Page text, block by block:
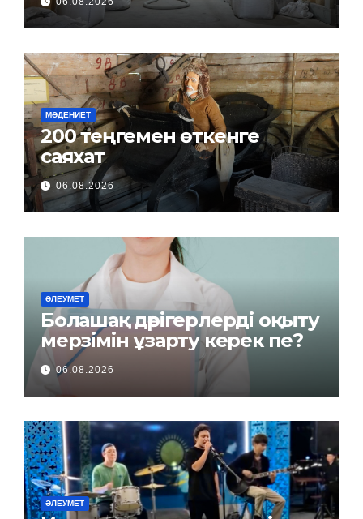
МӘДЕНИЕТ
200 теңгемен өткенге
саяхат
06.08.2026
ӘЛЕУМЕТ
Болашақ дәрігерлерді оқыту
мерзімін ұзарту керек пе?
06.08.2026
ӘЛЕУМЕТ